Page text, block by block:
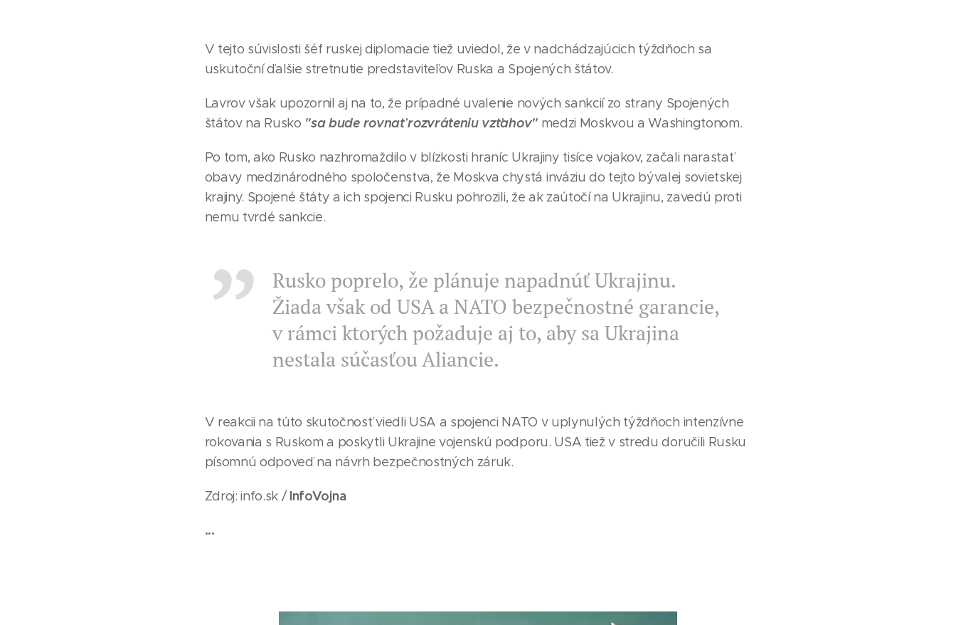
V tejto súvislosti šéf ruskej diplomacie tiež uviedol, že v nadchádzajúcich týždňoch sa
uskutoční ďalšie stretnutie predstaviteľov Ruska a Spojených štátov.
Lavrov však upozornil aj na to, že prípadné uvalenie nových sankcií zo strany Spojených
štátov na Rusko "sa bude rovnať rozvráteniu vzťahov" medzi Moskvou a Washingtonom.
Po tom, ako Rusko nazhromaždilo v blízkosti hraníc Ukrajiny tisíce vojakov, začali narastať
obavy medzinárodného spoločenstva, že Moskva chystá inváziu do tejto bývalej sovietskej
krajiny. Spojené štáty a ich spojenci Rusku pohrozili, že ak zaútočí na Ukrajinu, zavedú proti
nemu tvrdé sankcie.
Rusko poprelo, že plánuje napadnúť Ukrajinu.
Žiada však od USA a NATO bezpečnostné garancie,
v rámci ktorých požaduje aj to, aby sa Ukrajina
nestala súčasťou Aliancie.
V reakcii na túto skutočnosť viedli USA a spojenci NATO v uplynulých týždňoch intenzívne
rokovania s Ruskom a poskytli Ukrajine vojenskú podporu. USA tiež v stredu doručili Rusku
písomnú odpoveď na návrh bezpečnostných záruk.
Zdroj: info.sk /InfoVojna
...